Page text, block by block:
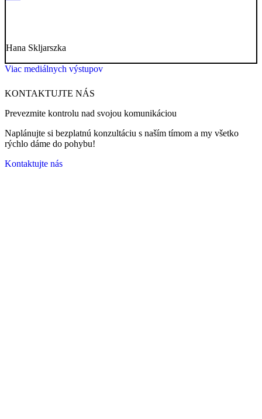
Hana Skljarszka
Viac mediálnych výstupov
KONTAKTUJTE NÁS
Prevezmite kontrolu nad svojou komunikáciou
Naplánujte si bezplatnú konzultáciu s naším tímom a my všetko
rýchlo dáme do pohybu!
Kontaktujte nás